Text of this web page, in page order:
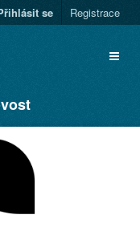
se Registrace